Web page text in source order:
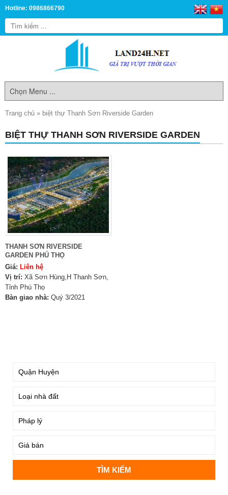
Hotline: 0986866790
Trang chủ » biệt thự Thanh Sơn Riverside Garden
BIỆT THỰ THANH SƠN RIVERSIDE GARDEN
THANH SƠN RIVERSIDE
GARDEN PHÚ THỌ
Giá: Liên hệ
Vị trí: Xã Sơn Hùng,H Thanh Sơn,
Tỉnh Phú Thọ
Bàn giao nhà: Quý 3/2021